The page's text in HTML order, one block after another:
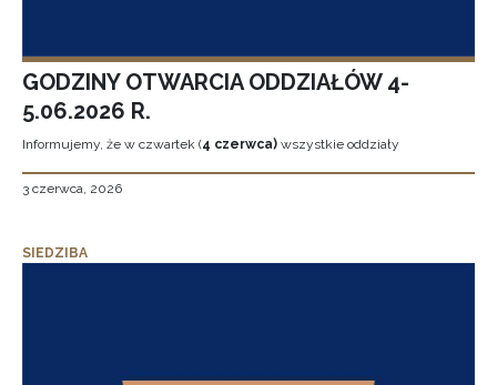
GODZINY OTWARCIA ODDZIAŁÓW 4-
5.06.2026 R.
Informujemy, że w czwartek (4 czerwca) wszystkie oddziały
3 czerwca, 2026
SIEDZIBA